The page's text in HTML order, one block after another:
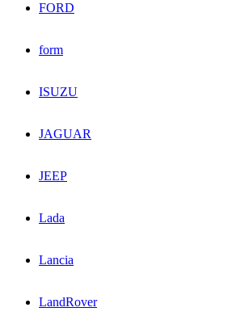
FORD
form
ISUZU
JAGUAR
JEEP
Lada
Lancia
LandRover